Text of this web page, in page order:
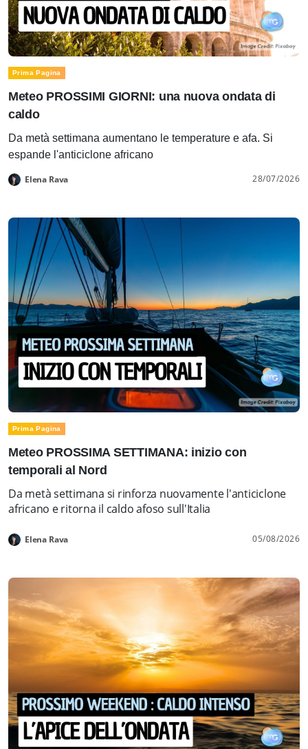
Prima Pagina
Meteo PROSSIMI GIORNI: una nuova ondata di
caldo
Da metà settimana aumentano le temperature e afa. Si
espande l'anticiclone africano
Elena Rava 28/07/2026
Prima Pagina
Meteo PROSSIMA SETTIMANA: inizio con
temporali al Nord
Da metà settimana si rinforza nuovamente l'anticiclone
africano e ritorna il caldo afoso sull'Italia
Elena Rava 05/08/2026